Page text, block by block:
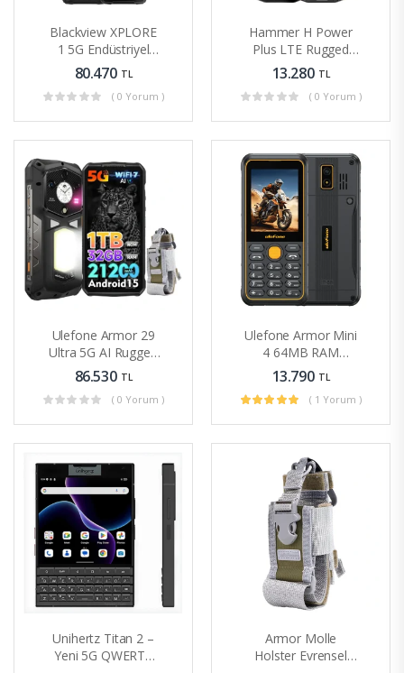
Blackview XPLORE
1 5G Endüstriyel
AES Telsizli Rugged
Telefon
80.470 TL
( 0 Yorum )
Hammer H Power
Plus LTE Rugged
Cep Telefonu Çift
SIM
13.280 TL
( 0 Yorum )
Ulefone Armor 29
Ultra 5G AI Rugged
Telefon 32 GB + 1
TB
86.530 TL
( 0 Yorum )
Ulefone Armor Mini
4 64MB RAM
128MB ROM 2.8 Inç
Ekran
13.790 TL
( 1 Yorum )
Unihertz Titan 2 –
Yeni 5G QWERTY
Armor Molle
Holster Evrensel